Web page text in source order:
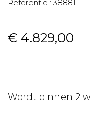
Referentie : 38881
€ 4.829,00
Wordt binnen 2